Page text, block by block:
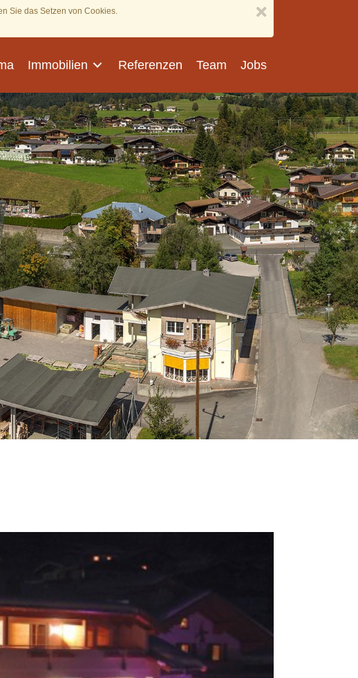
Sie das Setzen von Cookies.
Immobilien Referenzen Team Jobs